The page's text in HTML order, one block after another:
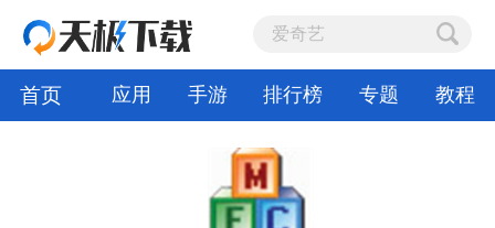
首页 应用 手游 排行榜 专题 教程